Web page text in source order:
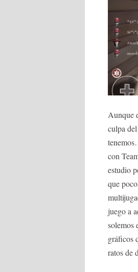
Aunque
culpa
con
estudio
que
juego a
solemos
gráficos
ratos de